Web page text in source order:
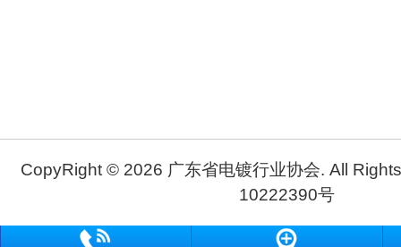
CopyRight © 2026 广东省电镀行业协会. All
10222390号